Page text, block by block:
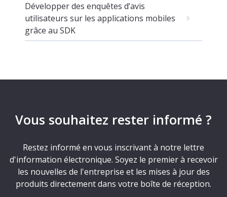
Développer des enquêtes d’avis
utilisateurs sur les applications mobiles
grâce au SDK
Vous souhaitez rester informé ?
Restez informé en vous inscrivant à notre lettre
d'information électronique. Soyez le premier à recevoir
les nouvelles de l'entreprise et les mises à jour des
produits directement dans votre boîte de réception.